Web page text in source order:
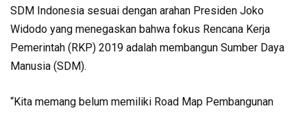
SDM Indonesia sesuai dengan arahan Presiden Joko
Widodo yang menegaskan bahwa fokus Rencana Kerja
Pemerintah (RKP) 2019 adalah membangun Sumber Daya
Manusia (SDM).
“Kita memang belum memiliki Road Map Pembangunan